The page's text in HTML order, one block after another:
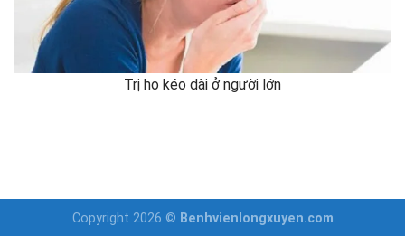
Trị ho kéo dài ở người lớn
Copyright 2026 © Benhvienlongxuyen.com